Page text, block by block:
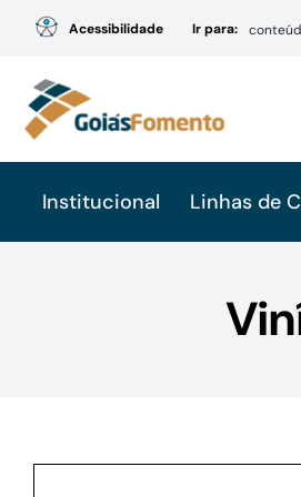
conteúdo
Acessibilidade Ir para:
Institucional Linhas de